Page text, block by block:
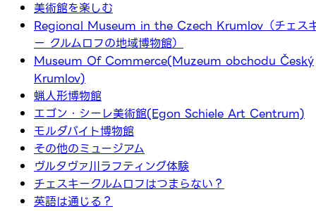
美術館を楽しむ
Regional Museum in the Czech Krumlov（チェス
ー クルムロフの地域博物館）
Museum Of Commerce(Muzeum obchodu Český
Krumlov)
蝋人形博物館
エゴン・シーレ美術館(Egon Schiele Art Centrum)
モルダバイト博物館
その他のミュージアム
ヴルタヴァ川ラフティング体験
チェスキークルムロフはつまらない？
英語は通じる？